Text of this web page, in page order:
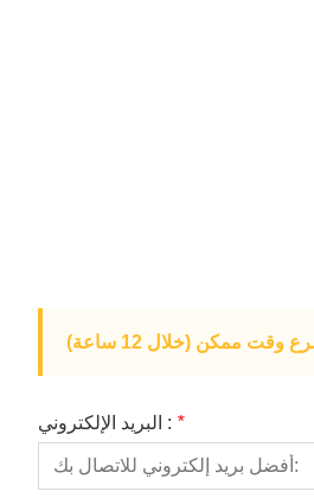
ممكن (خلال 12 ساعة)
البريد الإلكتروني : *